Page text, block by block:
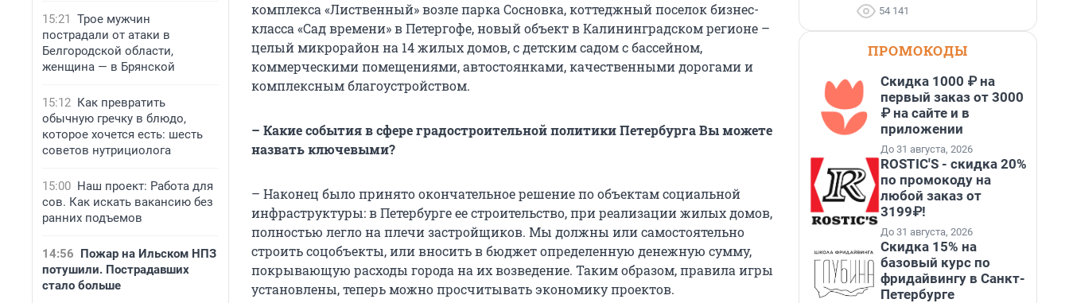
15:21 Трое мужчин
пострадали от атаки в
Белгородской области,
женщина — в Брянской
15:12 Как превратить
обычную гречку в блюдо,
которое хочется есть: шесть
советов нутрициолога
15:00 Наш проект: Работа для
сов. Как искать вакансию без
ранних подъемов
14:56 Пожар на Ильском НПЗ
потушили. Пострадавших
стало больше
комплекса «Лиственный» возле парка Сосновка, коттеджный поселок бизнес-
класса «Сад времени» в Петергофе, новый объект в Калининградском регионе –
целый микрорайон на 14 жилых домов, с детским садом с бассейном,
коммерческими помещениями, автостоянками, качественными дорогами и
комплексным благоустройством.
– Какие события в сфере градостроительной политики Петербурга Вы можете
назвать ключевыми?
– Наконец было принято окончательное решение по объектам социальной
инфраструктуры: в Петербурге ее строительство, при реализации жилых домов,
полностью легло на плечи застройщиков. Мы должны или самостоятельно
строить соцобъекты, или вносить в бюджет определенную денежную сумму,
покрывающую расходы города на их возведение. Таким образом, правила игры
установлены, теперь можно просчитывать экономику проектов.
54 141
ПРОМОКОДЫ
Скидка 1000 ₽ на
первый заказ от 3000
₽ на сайте и в
приложении
До 31 августа, 2026
ROSTIC'S - скидка 20%
по промокоду на
любой заказ от
3199₽!
До 31 августа, 2026
Скидка 15% на
базовый курс по
фридайвингу в Санкт-
Петербурге